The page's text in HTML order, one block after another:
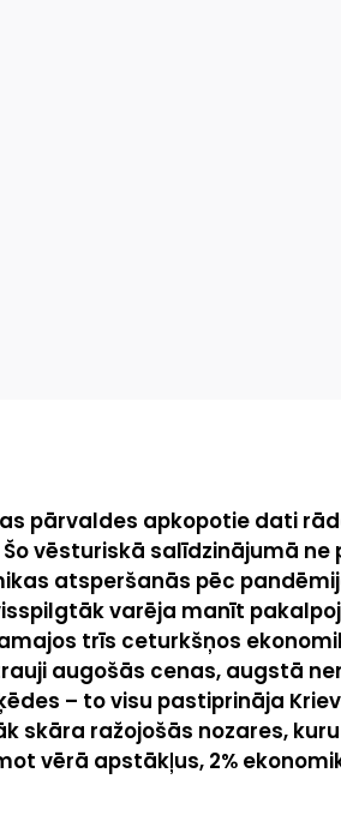
pārvaldes apkopotie dati
Šo vēsturiskā salīdzinājumā
atsperšanās pēc
varēja manīt
trīs ceturkšņos
augošās cenas, augstā
– to visu pastiprināja
skāra ražojošās nozares,
vērā apstākļus, 2%